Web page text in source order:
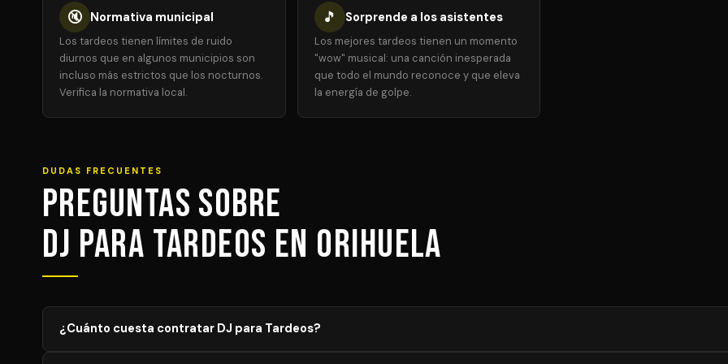
🔇 Normativa municipal
Los tardeos tienen límites de ruido
diurnos que en algunos municipios son
incluso más estrictos que los nocturnos.
Verifica la normativa local.
🎵 Sorprende a los asistentes
Los mejores tardeos tienen un momento
"wow" musical: una canción inesperada
que todo el mundo reconoce y que eleva
la energía de golpe.
DUDAS FRECUENTES
Preguntas sobre
DJ para Tardeos en Orihuela
¿Cuánto cuesta contratar DJ para Tardeos?